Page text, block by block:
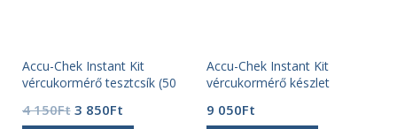
Accu-Chek Instant Kit
vércukormérő tesztcsík (50
4 150Ft Original
3 850FtCurrent
Accu-Chek Instant Kit
vércukormérő készlet
9 050Ft